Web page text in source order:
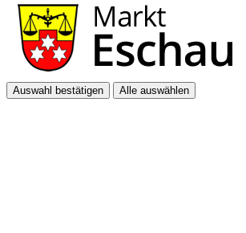
Auswahl bestätigen Alle auswählen